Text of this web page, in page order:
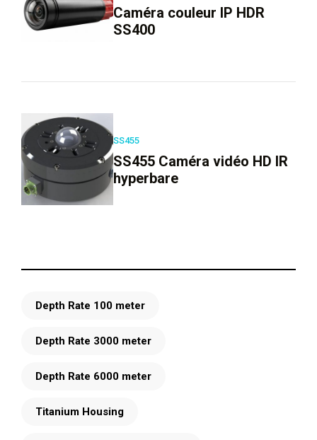
Caméra couleur IP HDR
SS400
SS455
SS455 Caméra vidéo HD IR
hyperbare
Depth Rate 100 meter
Depth Rate 3000 meter
Depth Rate 6000 meter
Titanium Housing